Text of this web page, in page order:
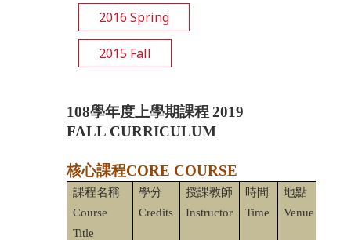
2016 Spring
2015 Fall
108學年度上學期課程 2019
FALL CURRICULUM
核心課程CORE COURSE
課程名稱
Course
Title
學分
Credits
授課教師
Instructor
時間
Time
地點
Venue